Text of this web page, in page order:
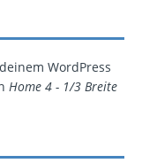
WordPress
Home 4 - 1/3 Breite